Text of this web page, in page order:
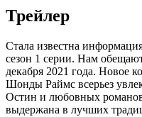
Трейлер
Стала известна
сезон 1 серии. Нам
декабря 2021 года. Новое
Шонды Раймс всерьез
Остин и любовных романов
выдержана в лучших